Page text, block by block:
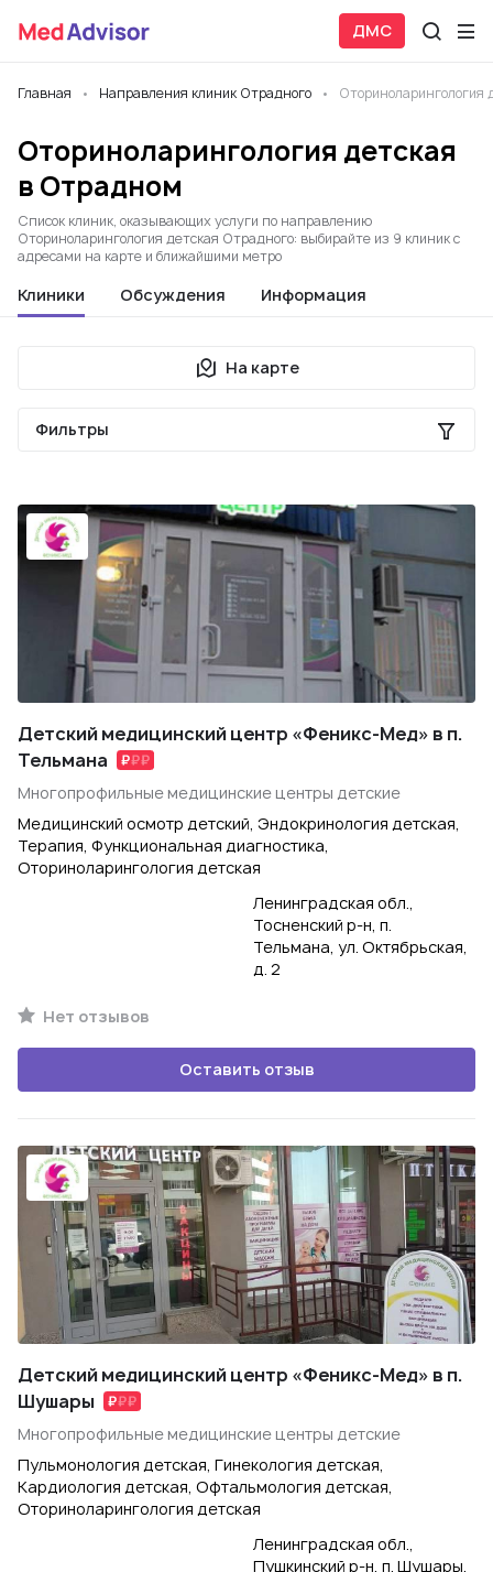
ДМС
Главная Направления клиник Отрадного Оториноларингология
Оториноларингология детская
в Отрадном
Список клиник, оказывающих услуги по направлению
Оториноларингология детская Отрадного: выбирайте из 9 клиник с
адресами на карте и ближайшими метро
Клиники Обсуждения Информация
На карте
Фильтры
Детский медицинский центр «Феникс-Мед» в п.
Тельмана
Многопрофильные медицинские центры детские
Медицинский осмотр детский, Эндокринология детская,
Терапия, Функциональная диагностика,
Оториноларингология детская
Ленинградская обл.,
Тосненский р-н, п.
Тельмана, ул. Октябрьская,
д. 2
Нет отзывов
Оставить отзыв
Детский медицинский центр «Феникс-Мед» в п.
Шушары
Многопрофильные медицинские центры детские
Пульмонология детская, Гинекология детская,
Кардиология детская, Офтальмология детская,
Оториноларингология детская
Ленинградская обл.,
Пушкинский р-н, п. Шушары,